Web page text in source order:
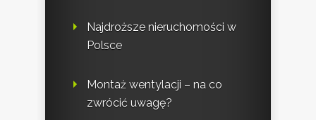
Najdroższe nieruchomości w
Polsce
Montaż wentylacji – na co
zwrócić uwagę?